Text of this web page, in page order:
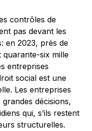
contrôles de
pas devant les
en 2023, près de
six mille
entreprises
social est une
Les entreprises
décisions,
qui, s’ils restent
structurelles.